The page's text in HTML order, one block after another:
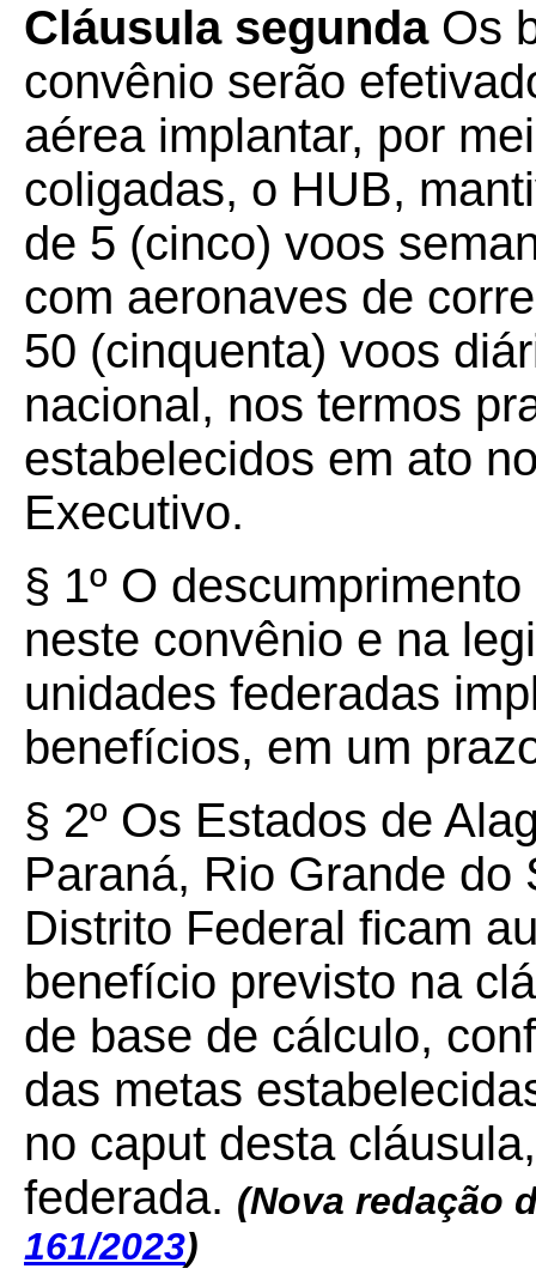
Cláusula segundaOs
convênio serão
aérea implantar, por
coligadas, o HUB,
de 5 (cinco) voos
com aeronaves de
50 (cinquenta) voos
nacional, nos termos
estabelecidos em ato
Executivo.
§ 1º O
neste convênio e na
unidades federadas
benefícios, em um
§ 2º Os Estados de
Paraná, Rio Grande do
Distrito Federal ficam
benefício previsto na
de base de cálculo,
das metas
no caput desta
federada. (Nova redação
161/2023)